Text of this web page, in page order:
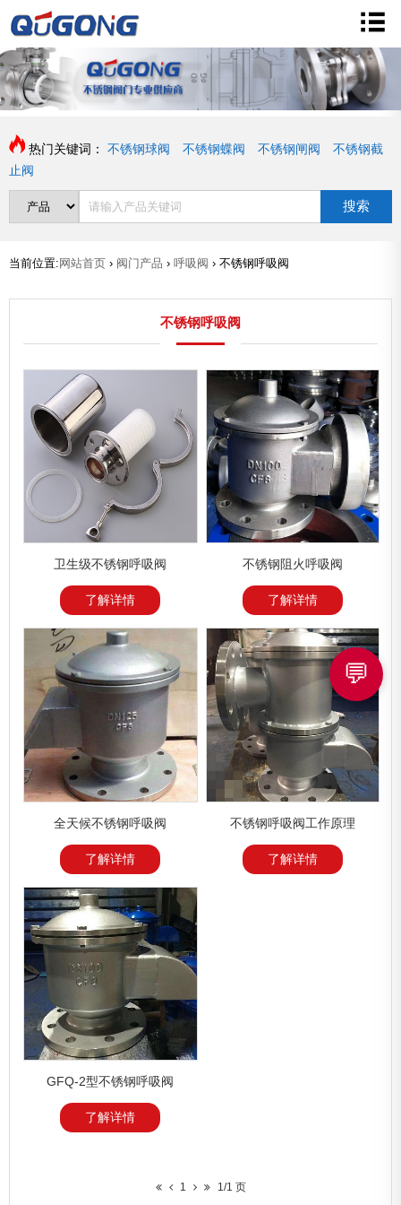
热门关键词： 不锈钢球阀 不锈钢蝶阀 不锈钢闸阀
不锈钢截
止阀
搜索
当前位置: 网站首页 › 阀门产品 › 呼吸阀 › 不锈钢呼吸阀
不锈钢呼吸阀
卫生级不锈钢呼吸阀
了解详情
不锈钢阻火呼吸阀
了解详情
全天候不锈钢呼吸阀
了解详情
不锈钢呼吸阀工作原理
了解详情
GFQ-2型不锈钢呼吸阀
了解详情
1 1/1 页
💬